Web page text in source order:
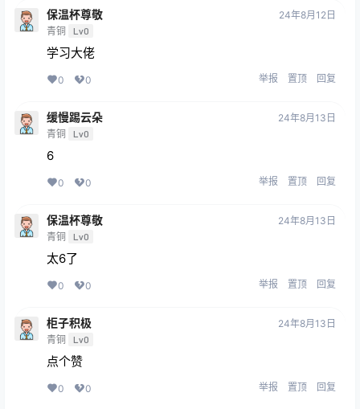
保温杯尊敬
青铜 Lv0
24年8月12日
学习大佬
0 0 举报 置顶 回复
缓慢踢云朵
青铜 Lv0
24年8月13日
6
0 0 举报 置顶 回复
保温杯尊敬
青铜 Lv0
24年8月13日
太6了
0 0 举报 置顶 回复
柜子积极
青铜 Lv0
24年8月13日
点个赞
0 0 举报 置顶 回复